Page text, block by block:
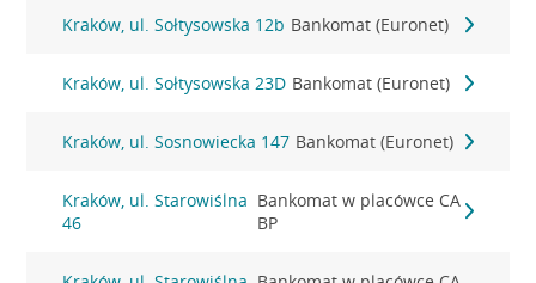
Kraków, ul. Sołtysowska 12b Bankomat (Euronet)
Kraków, ul. Sołtysowska 23D Bankomat (Euronet)
Kraków, ul. Sosnowiecka 147 Bankomat (Euronet)
Kraków, ul. Starowiślna
46
Bankomat w placówce CA
BP